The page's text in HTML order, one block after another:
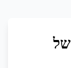
של